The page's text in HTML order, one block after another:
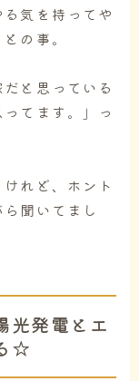
気を持ってや
の事。
と思っている
てます。」っ
れど、ホント
聞いてまし
光発電とエ
☆